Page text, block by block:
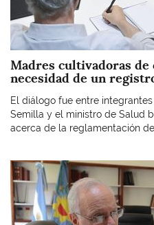
Madres cultivadoras de
necesidad de un
El diálogo fue entre
Semilla y el ministro de Salud
acerca de la reglamentación
Imagen